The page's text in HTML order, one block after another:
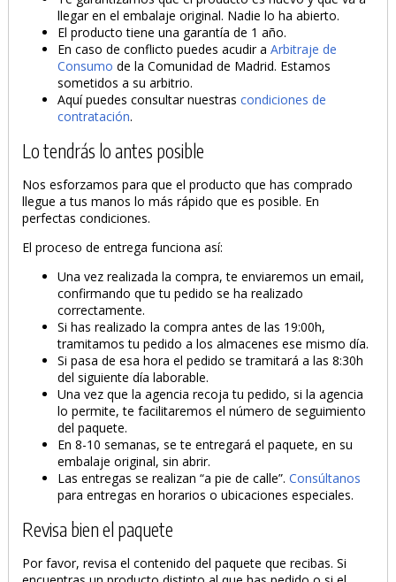
llegar en el embalaje original. Nadie lo ha abierto.
El producto tiene una garantía de 1 año.
En caso de conflicto puedes acudir aArbitraje de
Consumo de la Comunidad de Madrid. Estamos
sometidos a su arbitrio.
Aquí puedes consultar nuestrascondiciones de
contratación.
Lo tendrás lo antes posible
Nos esforzamos para que el producto que has comprado
llegue a tus manos lo más rápido que es posible. En
perfectas condiciones.
El proceso de entrega funciona así:
Una vez realizada la compra, te enviaremos un email,
confirmando que tu pedido se ha realizado
correctamente.
Si has realizado la compra antes de las 19:00h,
tramitamos tu pedido a los almacenes ese mismo día.
Si pasa de esa hora el pedido se tramitará a las 8:30h
del siguiente día laborable.
Una vez que la agencia recoja tu pedido, si la agencia
lo permite, te facilitaremos el número de seguimiento
del paquete.
En 8-10 semanas, se te entregará el paquete, en su
embalaje original, sin abrir.
Las entregas se realizan “a pie de calle”.Consúltanos
para entregas en horarios o ubicaciones especiales.
Revisa bien el paquete
Por favor, revisa el contenido del paquete que recibas. Si